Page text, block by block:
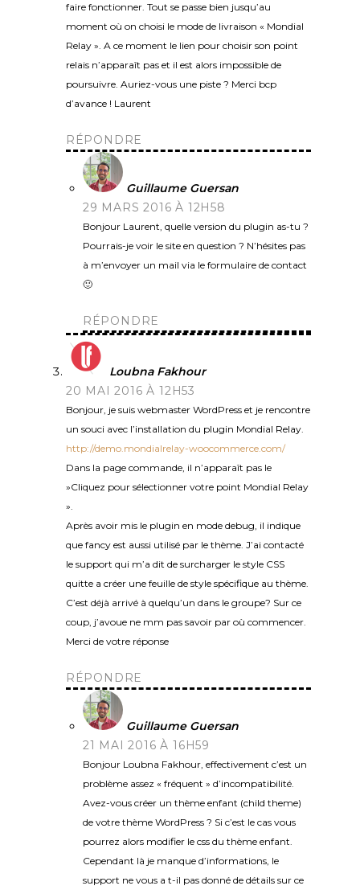
faire fonctionner. Tout se passe bien jusqu’au
moment où on choisi le mode de livraison « Mondial
Relay ». A ce moment le lien pour choisir son point
relais n’apparaît pas et il est alors impossible de
poursuivre. Auriez-vous une piste ? Merci bcp
d’avance ! Laurent
RÉPONDRE
Guillaume Guersan
29 MARS 2016 À 12H58
Bonjour Laurent, quelle version du plugin as-tu ?
Pourrais-je voir le site en question ? N’hésites pas
à m’envoyer un mail via le formulaire de contact
🙂
RÉPONDRE
Loubna Fakhour
20 MAI 2016 À 12H53
Bonjour, je suis webmaster WordPress et je rencontre
un souci avec l’installation du plugin Mondial Relay.
http://demo.mondialrelay-woocommerce.com/
Dans la page commande, il n’apparaît pas le
»Cliquez pour sélectionner votre point Mondial Relay
».
Après avoir mis le plugin en mode debug, il indique
que fancy est aussi utilisé par le thème. J’ai contacté
le support qui m’a dit de surcharger le style CSS
quitte a créer une feuille de style spécifique au thème.
C’est déjà arrivé à quelqu’un dans le groupe? Sur ce
coup, j’avoue ne mm pas savoir par où commencer.
Merci de votre réponse
RÉPONDRE
Guillaume Guersan
21 MAI 2016 À 16H59
Bonjour Loubna Fakhour, effectivement c’est un
problème assez « fréquent » d’incompatibilité.
Avez-vous créer un thème enfant (child theme)
de votre thème WordPress ? Si c’est le cas vous
pourrez alors modifier le css du thème enfant.
Cependant là je manque d’informations, le
support ne vous a t-il pas donné de détails sur ce